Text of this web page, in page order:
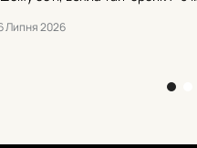
Livesport Prague Open. Дев’ять
Липня 2026